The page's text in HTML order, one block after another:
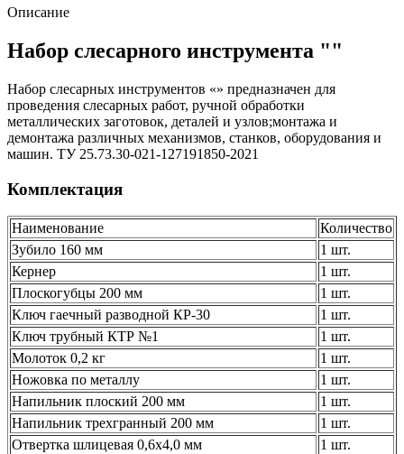
Описание
Набор слесарного инструмента ""
Набор слесарных инструментов «» предназначен для
проведения слесарных работ, ручной обработки
металлических заготовок, деталей и узлов;монтажа и
демонтажа различных механизмов, станков, оборудования и
машин. ТУ 25.73.30-021-127191850-2021
Комплектация
Наименование
Количество
Зубило 160 мм
1 шт.
Кернер
1 шт.
Плоскогубцы 200 мм
1 шт.
Ключ гаечный разводной КР-30
1 шт.
Ключ трубный КТР №1
1 шт.
Молоток 0,2 кг
1 шт.
Ножовка по металлу
1 шт.
Напильник плоский 200 мм
1 шт.
Напильник трехгранный 200 мм
1 шт.
Отвертка шлицевая 0,6х4,0 мм
1 шт.